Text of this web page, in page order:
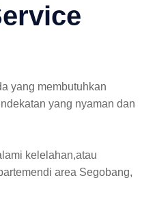
yang membutuhkan
yang nyaman dan
kelelahan,atau
area Segobang,